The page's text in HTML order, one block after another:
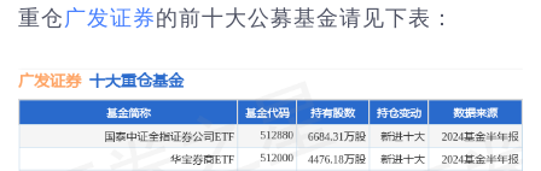
重仓广发证券的前十大公募基金请见下表：